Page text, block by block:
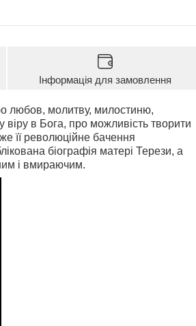
Інформація для замовлення
любов, молитву, милостиню,
в Бога, про можливість творити
її революційне бачення
біографія матері Терези, а
і вмираючим.